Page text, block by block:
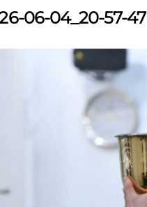
06-04_20-57-47